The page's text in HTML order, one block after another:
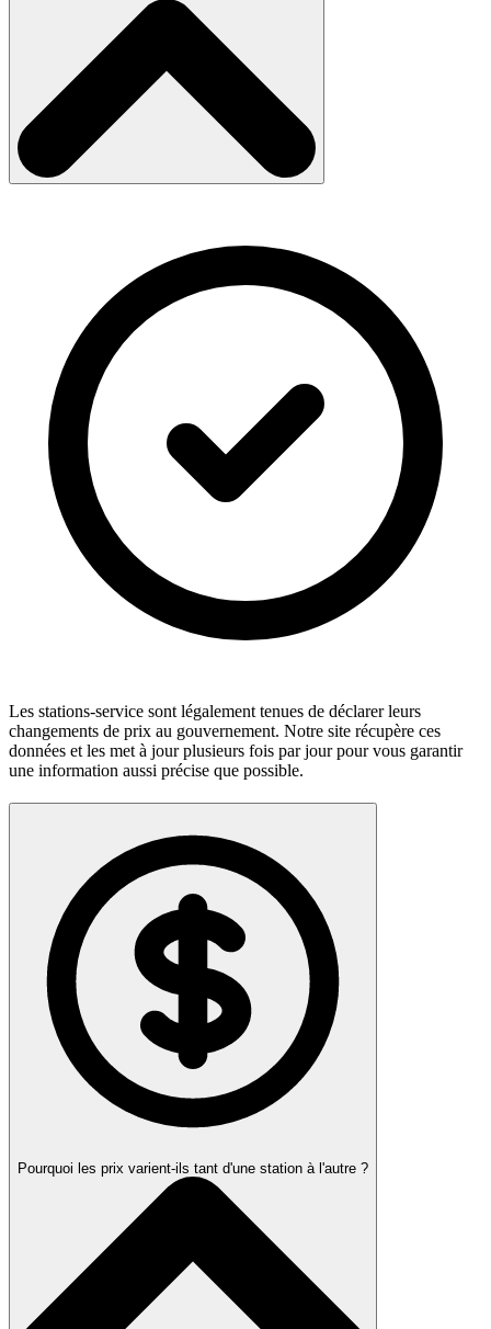
Les stations-service sont légalement tenues de déclarer leurs
changements de prix au gouvernement. Notre site récupère ces
données et les met à jour plusieurs fois par jour pour vous garantir
une information aussi précise que possible.
Pourquoi les prix varient-ils tant d'une station à l'autre ?